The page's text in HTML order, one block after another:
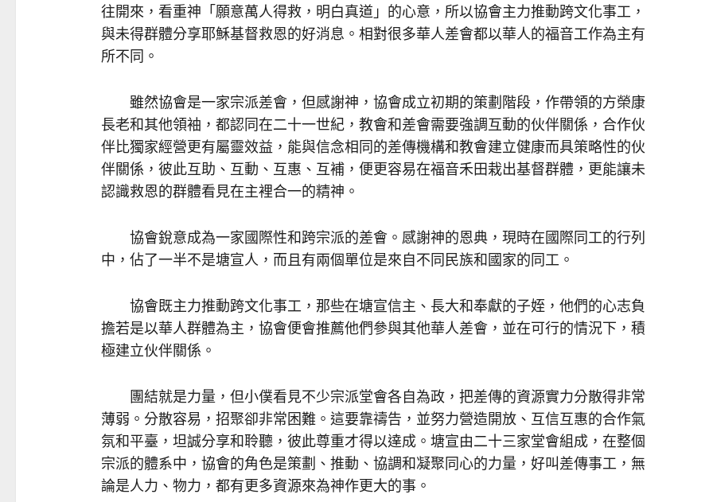
往開來，看重神「願意萬人得救，明白真道」的心意，所以協會主力推動跨文化事工，
與未得群體分享耶穌基督救恩的好消息。相對很多華人差會都以華人的福音工作為主有
所不同。
雖然協會是一家宗派差會，但感謝神，協會成立初期的策劃階段，作帶領的方榮康
長老和其他領袖，都認同在二十一世紀，教會和差會需要強調互動的伙伴關係，合作伙
伴比獨家經營更有屬靈效益，能與信念相同的差傳機構和教會建立健康而具策略性的伙
伴關係，彼此互助、互動、互惠、互補，便更容易在福音禾田栽出基督群體，更能讓未
認識救恩的群體看見在主裡合一的精神。
協會銳意成為一家國際性和跨宗派的差會。感謝神的恩典，現時在國際同工的行列
中，佔了一半不是塘宣人，而且有兩個單位是來自不同民族和國家的同工。
協會既主力推動跨文化事工，那些在塘宣信主、長大和奉獻的子姪，他們的心志負
擔若是以華人群體為主，協會便會推薦他們參與其他華人差會，並在可行的情況下，積
極建立伙伴關係。
團結就是力量，但小僕看見不少宗派堂會各自為政，把差傳的資源實力分散得非常
薄弱。分散容易，招聚卻非常困難。這要靠禱告，並努力營造開放、互信互惠的合作氣
氛和平臺，坦誠分享和聆聽，彼此尊重才得以達成。塘宣由二十三家堂會組成，在整個
宗派的體系中，協會的角色是策劃、推動、協調和凝聚同心的力量，好叫差傳事工，無
論是人力、物力，都有更多資源來為神作更大的事。